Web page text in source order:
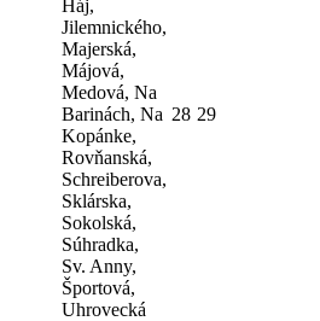
Háj,
Jilemnického,
Majerská,
Májová,
Medová, Na
Barinách, Na
Kopánke,
Rovňanská,
Schreiberova,
Sklárska,
Sokolská,
Súhradka,
Sv. Anny,
Športová,
Uhrovecká
28 29